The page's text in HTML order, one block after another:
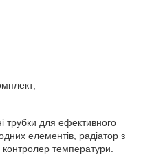
трубки для ефективного
елементів, радіатор з
температури.